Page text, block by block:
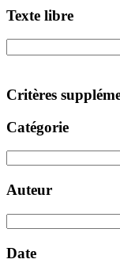
Texte libre
Critères
Catégorie
Auteur
Date